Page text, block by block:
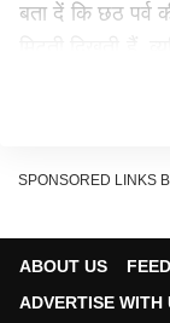
बता दें कि छठ पर्व
वहीं, पर्व में
SPONSORED LINKS
ABOUT US
ADVERTISE WITH